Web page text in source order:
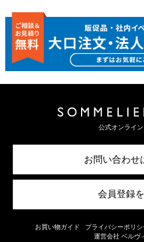
公式オンライ
お問い合わせ
会員登録
お買い物ガイド プライバシーポリシ
運営会社 ベルヴ